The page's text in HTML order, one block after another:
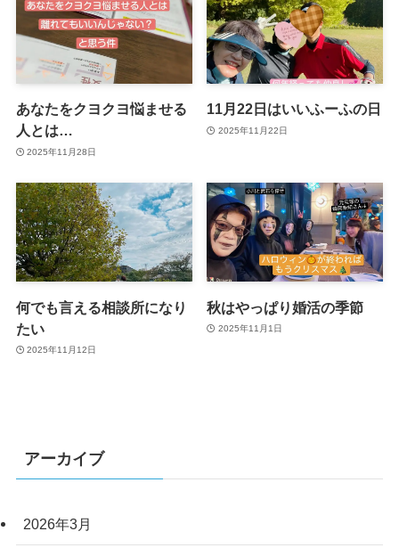
あなたをクヨクヨ悩ませる
人とは…
2025年11月28日
11月22日はいいふーふの日
2025年11月22日
何でも言える相談所になり
たい
2025年11月12日
秋はやっぱり婚活の季節
2025年11月1日
アーカイブ
2026年3月